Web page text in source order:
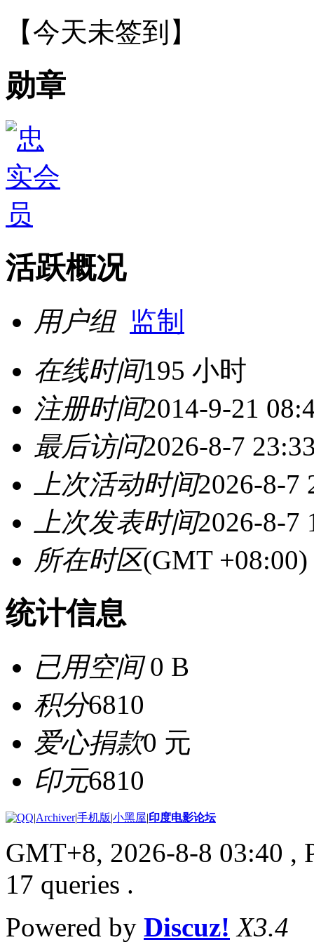
【今天未签到 】
勋章
活跃概况
用户组 监制
在线时间195 小时
注册时间2014-9-21
最后访问2026-8-7
上次活动时间2026-8-7
上次发表时间2026-8-7
所在时区(GMT
统计信息
已用空间0 B
积分6810
爱心捐款0 元
印元6810
|Archiver|手机版|小黑屋|印度电影论坛
GMT+8, 2026-8-8 03:40 ,
17 queries .
Powered by Discuz! X3.4